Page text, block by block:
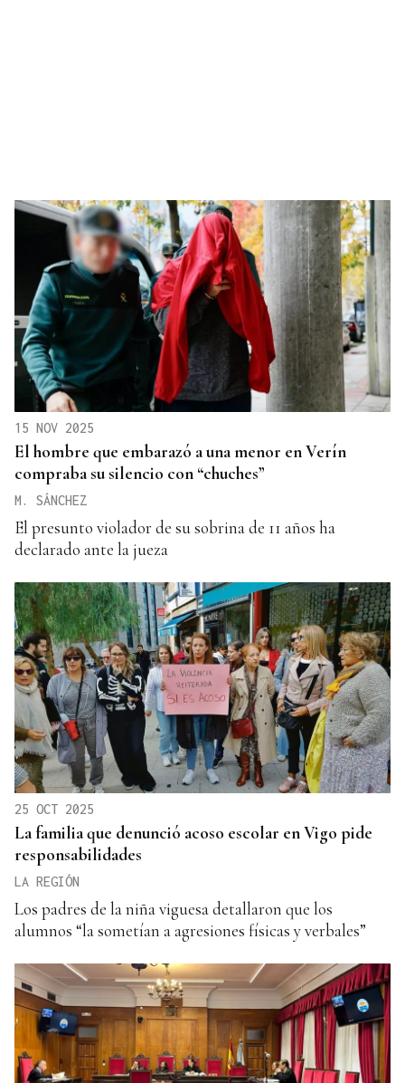
15 NOV 2025
El hombre que embarazó a una menor en Verín
compraba su silencio con “chuches”
M. SÁNCHEZ
El presunto violador de su sobrina de 11 años ha
declarado ante la jueza
25 OCT 2025
La familia que denunció acoso escolar en Vigo pide
responsabilidades
LA REGIÓN
Los padres de la niña viguesa detallaron que los
alumnos “la sometían a agresiones físicas y verbales”